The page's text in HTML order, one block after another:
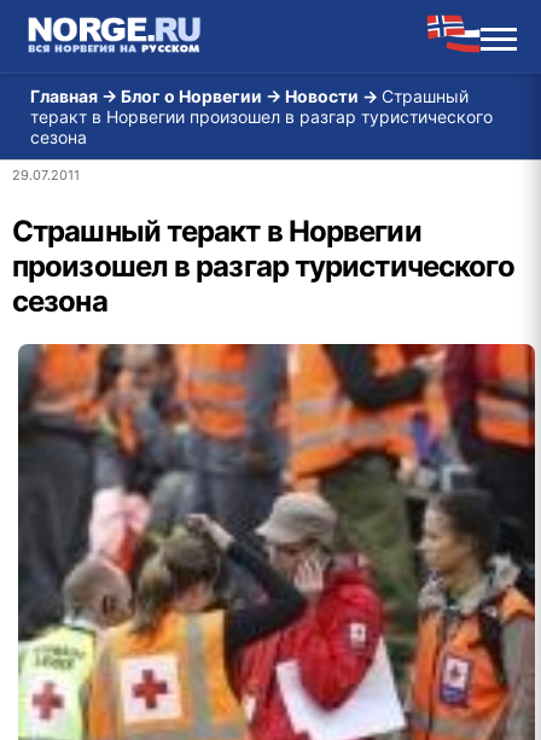
Главная → Блог о Норвегии → Новости → Страшный
теракт в Норвегии произошел в разгар туристического
сезона
29.07.2011
Страшный теракт в Норвегии
произошел в разгар туристического
сезона